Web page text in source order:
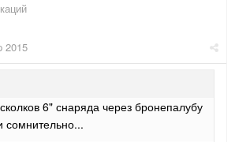
2015
6" снаряда через бронепалубу
сомнительно...